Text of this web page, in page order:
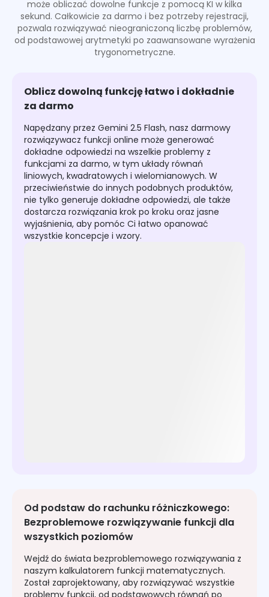
może obliczać dowolne funkcje z pomocą KI w kilka
sekund. Całkowicie za darmo i bez potrzeby rejestracji,
pozwala rozwiązywać nieograniczoną liczbę problemów,
od podstawowej arytmetyki po zaawansowane wyrażenia
trygonometryczne.
Oblicz dowolną funkcję łatwo i dokładnie
za darmo
Napędzany przez Gemini 2.5 Flash, nasz darmowy
rozwiązywacz funkcji online może generować
dokładne odpowiedzi na wszelkie problemy z
funkcjami za darmo, w tym układy równań
liniowych, kwadratowych i wielomianowych. W
przeciwieństwie do innych podobnych produktów,
nie tylko generuje dokładne odpowiedzi, ale także
dostarcza rozwiązania krok po kroku oraz jasne
wyjaśnienia, aby pomóc Ci łatwo opanować
wszystkie koncepcje i wzory.
Od podstaw do rachunku różniczkowego:
Bezproblemowe rozwiązywanie funkcji dla
wszystkich poziomów
Wejdź do świata bezproblemowego rozwiązywania z
naszym kalkulatorem funkcji matematycznych.
Został zaprojektowany, aby rozwiązywać wszystkie